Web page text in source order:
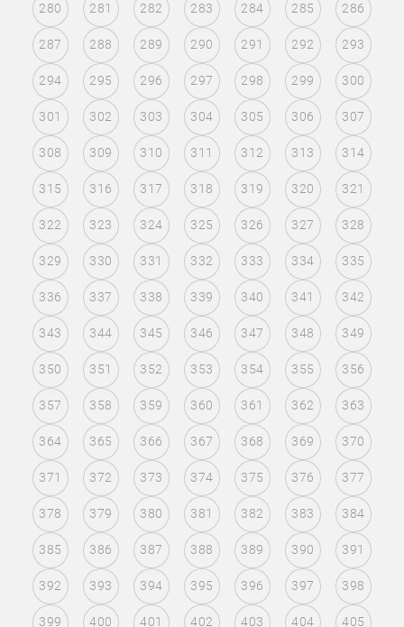
280 281 282 283 284 285 286
287 288 289 290 291 292 293
294 295 296 297 298 299 300
301 302 303 304 305 306 307
308 309 310 311 312 313 314
315 316 317 318 319 320 321
322 323 324 325 326 327 328
329 330 331 332 333 334 335
336 337 338 339 340 341 342
343 344 345 346 347 348 349
350 351 352 353 354 355 356
357 358 359 360 361 362 363
364 365 366 367 368 369 370
371 372 373 374 375 376 377
378 379 380 381 382 383 384
385 386 387 388 389 390 391
392 393 394 395 396 397 398
399 400 401 402 403 404 405